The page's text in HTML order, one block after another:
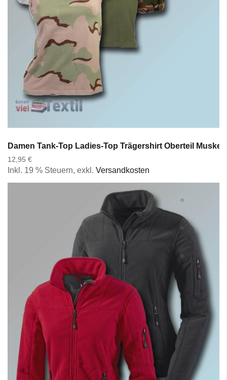
Damen Tank-Top Ladies-Top Trägershirt Oberteil
12,95 €
Inkl. 19 % Steuern, exkl. Versandkosten